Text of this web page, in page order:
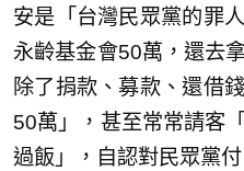
安是「台灣民眾黨的罪
永齡基金會50萬，還去
除了捐款、募款、還借
50萬」，甚至常常請客
過飯」，自認對民眾黨付